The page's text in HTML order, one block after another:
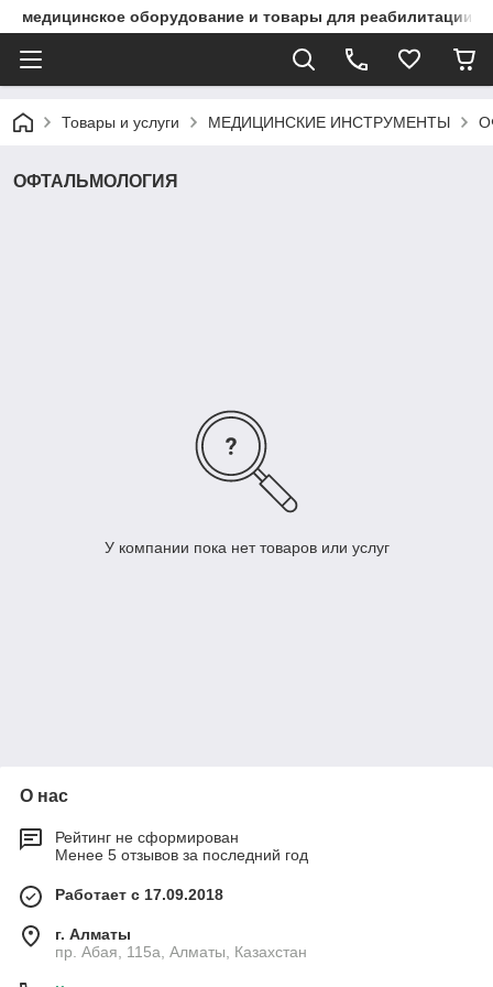
медицинское оборудование и товары для реабилитации
Товары и услуги МЕДИЦИНСКИЕ ИНСТРУМЕНТЫ
ОФТАЛЬМОЛОГИЯ
У компании пока нет товаров или услуг
О нас
Рейтинг не сформирован
Менее 5 отзывов за последний год
Работает с 17.09.2018
г. Алматы
пр. Абая, 115а, Алматы, Казахстан